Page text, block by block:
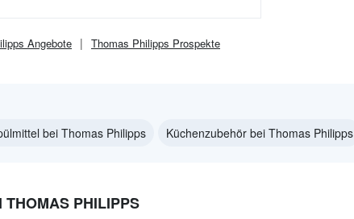
Angebote Thomas Philipps Prospekte
bei Thomas Philipps Küchenzubehör bei Thomas Philipps
THOMAS PHILIPPS